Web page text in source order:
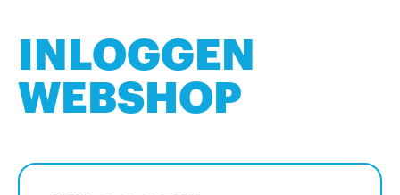
INLOGGEN
WEBSHOP